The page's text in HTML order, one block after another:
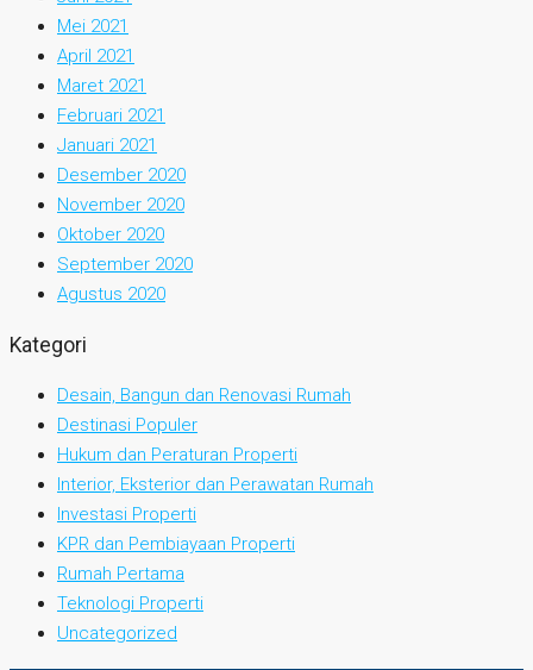
Mei 2021
April 2021
Maret 2021
Februari 2021
Januari 2021
Desember 2020
November 2020
Oktober 2020
September 2020
Agustus 2020
Kategori
Desain, Bangun dan Renovasi Rumah
Destinasi Populer
Hukum dan Peraturan Properti
Interior, Eksterior dan Perawatan Rumah
Investasi Properti
KPR dan Pembiayaan Properti
Rumah Pertama
Teknologi Properti
Uncategorized